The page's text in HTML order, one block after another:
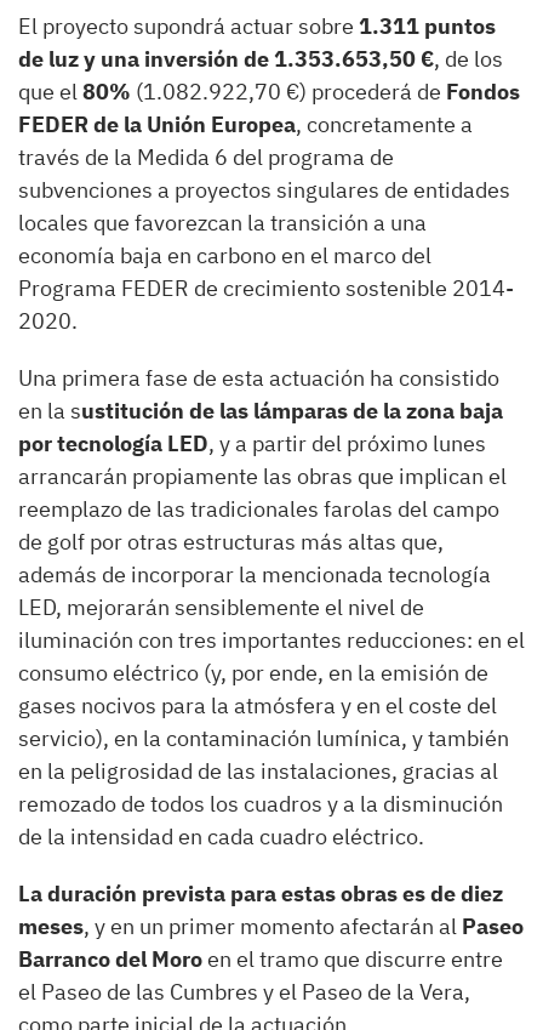
El proyecto supondrá actuar sobre 1.311 puntos
de luz y una inversión de 1.353.653,50 €, de los
que el80% (1.082.922,70 €) procederá de Fondos
FEDER de la Unión Europea, concretamente a
través de la Medida 6 del programa de
subvenciones a proyectos singulares de entidades
locales que favorezcan la transición a una
economía baja en carbono en el marco del
Programa FEDER de crecimiento sostenible 2014-
2020.
Una primera fase de esta actuación ha consistido
en la sustitución de las lámparas de la zona baja
por tecnología LED, y a partir del próximo lunes
arrancarán propiamente las obras que implican el
reemplazo de las tradicionales farolas del campo
de golf por otras estructuras más altas que,
además de incorporar la mencionada tecnología
LED, mejorarán sensiblemente el nivel de
iluminación con tres importantes reducciones: en el
consumo eléctrico (y, por ende, en la emisión de
gases nocivos para la atmósfera y en el coste del
servicio), en la contaminación lumínica, y también
en la peligrosidad de las instalaciones, gracias al
remozado de todos los cuadros y a la disminución
de la intensidad en cada cuadro eléctrico.
La duración prevista para estas obras es de diez
meses, y en un primer momento afectarán al Paseo
Barranco del Moroen el tramo que discurre entre
el Paseo de las Cumbres y el Paseo de la Vera,